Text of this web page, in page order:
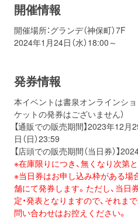
開催情報
開催場所：グランデ（神保町）7F
2024年1月24日（水）18:00～
発券情報
本イベントは書泉オンラインシ
ケットの発券はございません）
【通販での販売期間】2023年12月
日（日）23:59
【店頭での販売期間（当日券）】
※在庫限りにつき、無くなり次第と
※当日券はお申し込み枠がある場
舗にて発券します。ただし、当
定・発表となりますので、それま
問い合わせはお控えください。